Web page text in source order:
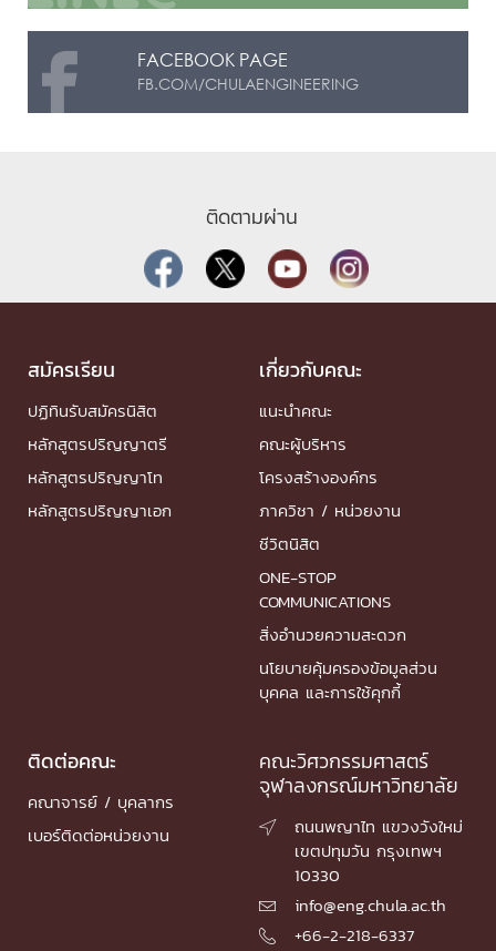
FACEBOOK PAGE
FB.COM/CHULAENGINEERING
ติดตามผ่าน
สมัครเรียน
ปฏิทินรับสมัครนิสิต
หลักสูตรปริญญาตรี
หลักสูตรปริญญาโท
หลักสูตรปริญญาเอก
เกี่ยวกับคณะ
แนะนำคณะ
คณะผู้บริหาร
โครงสร้างองค์กร
ภาควิชา / หน่วยงาน
ชีวิตนิสิต
ONE-STOP
COMMUNICATIONS
สิ่งอำนวยความสะดวก
นโยบายคุ้มครองข้อมูลส่วน
บุคคล และการใช้คุกกี้
ติดต่อคณะ
คณาจารย์ / บุคลากร
เบอร์ติดต่อหน่วยงาน
คณะวิศวกรรมศาสตร์
จุฬาลงกรณ์มหาวิทยาลัย

ถนนพญาไท แขวงวังใหม่
เขตปทุมวัน กรุงเทพฯ
10330
 info@eng.chula.ac.th
 +66-2-218-6337